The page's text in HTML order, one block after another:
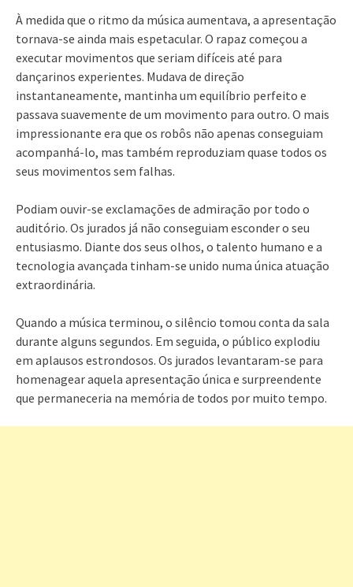
À medida que o ritmo da música aumentava, a apresentação
tornava-se ainda mais espetacular. O rapaz começou a
executar movimentos que seriam difíceis até para
dançarinos experientes. Mudava de direção
instantaneamente, mantinha um equilíbrio perfeito e
passava suavemente de um movimento para outro. O mais
impressionante era que os robôs não apenas conseguiam
acompanhá-lo, mas também reproduziam quase todos os
seus movimentos sem falhas.
Podiam ouvir-se exclamações de admiração por todo o
auditório. Os jurados já não conseguiam esconder o seu
entusiasmo. Diante dos seus olhos, o talento humano e a
tecnologia avançada tinham-se unido numa única atuação
extraordinária.
Quando a música terminou, o silêncio tomou conta da sala
durante alguns segundos. Em seguida, o público explodiu
em aplausos estrondosos. Os jurados levantaram-se para
homenagear aquela apresentação única e surpreendente
que permaneceria na memória de todos por muito tempo.